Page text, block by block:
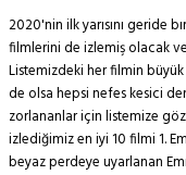
2020'nin ilk yarısını geride
filmlerini de izlemiş olacak
Listemizdeki her filmin
de olsa hepsi nefes kesici
zorlananlar için listemize
izlediğimiz en iyi 10 filmi 1.
beyaz perdeye uyarlanan